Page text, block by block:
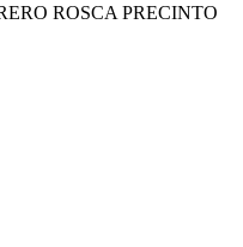
ROSCA PRECINTO